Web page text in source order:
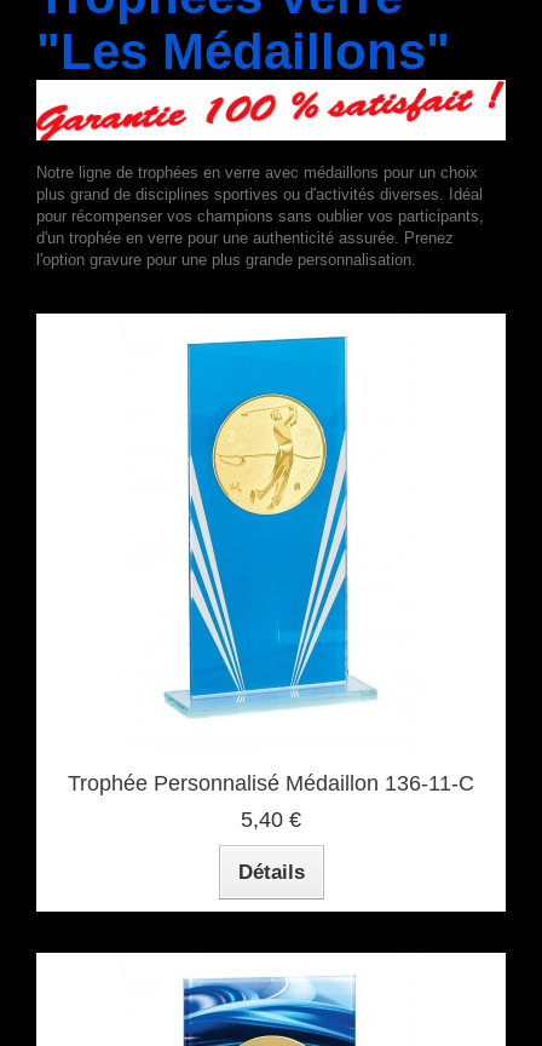
"Les Médaillons"
Notre ligne de trophées en verre avec médaillons pour un choix
plus grand de disciplines sportives ou d'activités diverses. Idéal
pour récompenser vos champions sans oublier vos participants,
d'un trophée en verre pour une authenticité assurée. Prenez
l'option gravure pour une plus grande personnalisation.
Trophée Personnalisé Médaillon 136-11-C
5,40 €
Détails